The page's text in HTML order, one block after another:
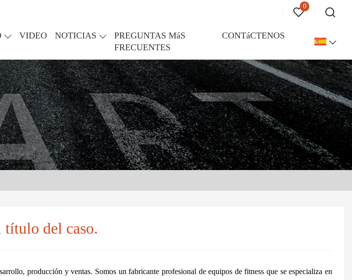
0
VIDEO NOTICIAS
PREGUNTAS MáS
FRECUENTES
CONTáCTENOS
título del caso.
producción y ventas. Somos un fabricante profesional de equipos de fitness que se especializa en